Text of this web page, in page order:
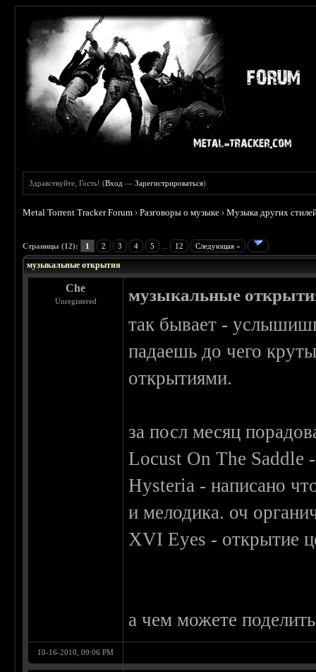
Здравствуйте, Гость! (Вход —Зарегистрироваться)
Metal Torrent Tracker Forum ›Разговоры о музыке ›Музыка других
Страницы (12): 1 2 3 4 5 12 Следующая »
музыкальные открытия
Che
Unregistered музыкальные
так бывает -
падаешь до чего
открытиями.
за посл месяц
Locust On The Saddle
Hysteria - написано
и мелодика. оч
XVI Eyes - открытие
а чем можете
10-16-2010, 09:06 PM